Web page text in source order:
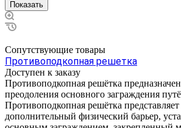
Сопутствующие товары
Противоподкопная решетка
Доступен к заказу
Противоподкопная решётка
преодоления основного заграждения
Противоподкопная решётка представляет
дополнительный физический барьер,